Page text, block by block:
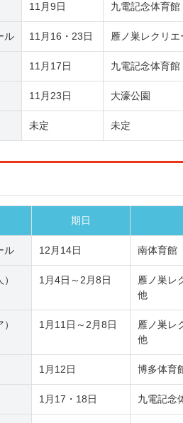
11月9日 九電記念体育
ル 11月16・23日 雁ノ巣レクリ
11月17日 九電記念体育
11月23日 大濠公園
未定 未定
期日
ル 12月14日 南体育館
1月4日～2月8日
雁ノ巣レ
他
1月11日～2月8日
雁ノ巣レ
他
1月12日 博多体育
1月17・18日 九電記念